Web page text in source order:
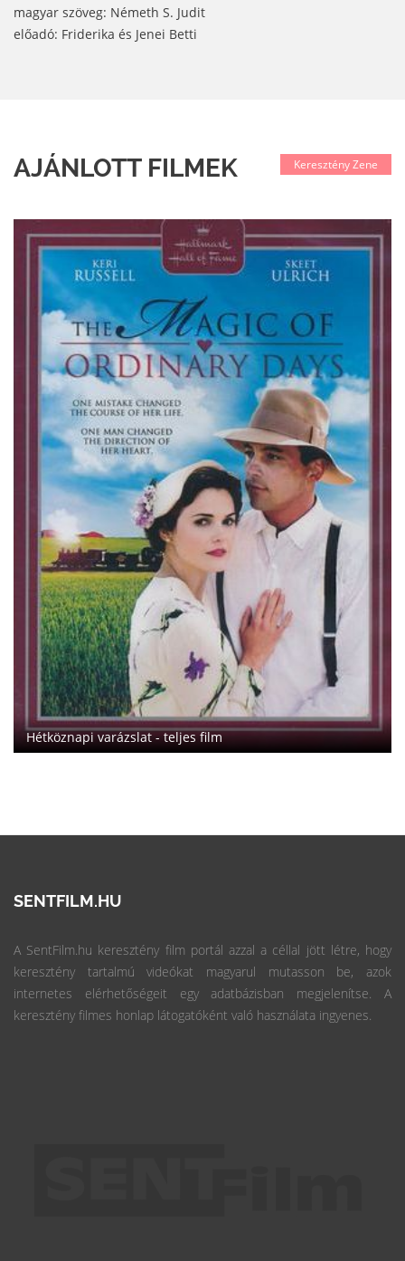
magyar szöveg: Németh S. Judit
előadó: Friderika és Jenei Betti
AJÁNLOTT FILMEK Keresztény Zene
Hétköznapi varázslat - teljes film
SENTFILM.HU
A SentFilm.hu keresztény film portál azzal a céllal jött létre, hogy
keresztény tartalmú videókat magyarul mutasson be, azok
internetes elérhetőségeit egy adatbázisban megjelenítse. A
keresztény filmes honlap látogatóként való használata ingyenes.